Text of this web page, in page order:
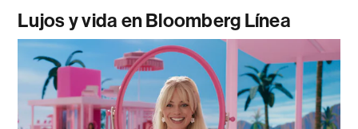
Lujos y vida en Bloomberg Línea